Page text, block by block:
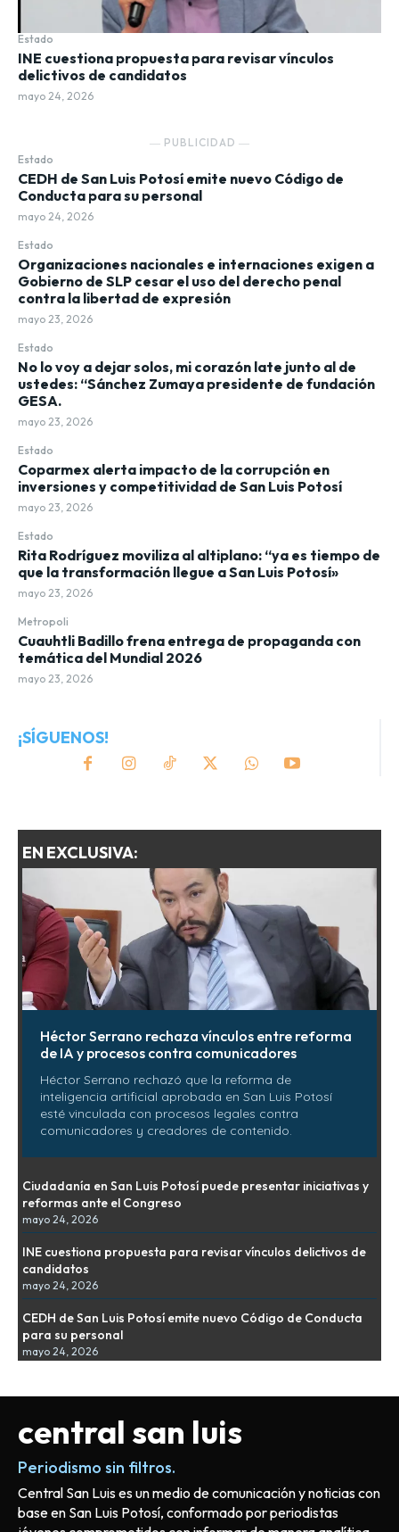
Estado
INE cuestiona propuesta para revisar vínculos
delictivos de candidatos
mayo 24, 2026
― PUBLICIDAD ―
Estado
CEDH de San Luis Potosí emite nuevo Código de
Conducta para su personal
mayo 24, 2026
Estado
Organizaciones nacionales e internaciones exigen a
Gobierno de SLP cesar el uso del derecho penal
contra la libertad de expresión
mayo 23, 2026
Estado
No lo voy a dejar solos, mi corazón late junto al de
ustedes: “Sánchez Zumaya presidente de fundación
GESA.
mayo 23, 2026
Estado
Coparmex alerta impacto de la corrupción en
inversiones y competitividad de San Luis Potosí
mayo 23, 2026
Estado
Rita Rodríguez moviliza al altiplano: “ya es tiempo de
que la transformación llegue a San Luis Potosí»
mayo 23, 2026
Metropoli
Cuauhtli Badillo frena entrega de propaganda con
temática del Mundial 2026
mayo 23, 2026
¡SÍGUENOS!
EN EXCLUSIVA:
Héctor Serrano rechaza vínculos entre reforma
de IA y procesos contra comunicadores
Héctor Serrano rechazó que la reforma de
inteligencia artificial aprobada en San Luis Potosí
esté vinculada con procesos legales contra
comunicadores y creadores de contenido.
Ciudadanía en San Luis Potosí puede presentar iniciativas y
reformas ante el Congreso
mayo 24, 2026
INE cuestiona propuesta para revisar vínculos delictivos de
candidatos
mayo 24, 2026
CEDH de San Luis Potosí emite nuevo Código de Conducta
para su personal
mayo 24, 2026
central san luis
Periodismo sin filtros.
Central San Luis es un medio de comunicación y noticias con
base en San Luis Potosí, conformado por periodistas